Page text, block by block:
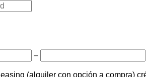
–
leasing (alquiler con opción a compra)